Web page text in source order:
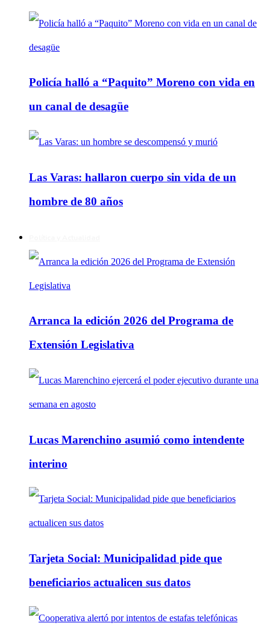
Policía halló a “Paquito” Moreno con vida en
un canal de desagüe
Las Varas: hallaron cuerpo sin vida de un
hombre de 80 años
Arranca la edición 2026 del Programa de
Extensión Legislativa
Lucas Marenchino asumió como intendente
interino
Tarjeta Social: Municipalidad pide que
beneficiarios actualicen sus datos